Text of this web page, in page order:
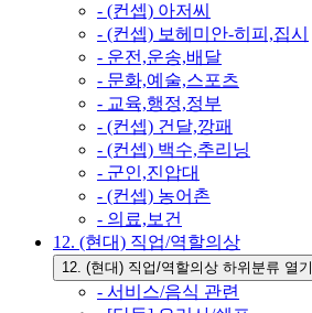
- (컨셉) 아저씨
- (컨셉) 보헤미안-히피,집시
- 운전,운송,배달
- 문화,예술,스포츠
- 교육,행정,정부
- (컨셉) 건달,깡패
- (컨셉) 백수,추리닝
- 군인,진압대
- (컨셉) 농어촌
- 의료,보건
12. (현대) 직업/역할의상
12. (현대) 직업/역할의상 하위분류 열기
- 서비스/음식 관련